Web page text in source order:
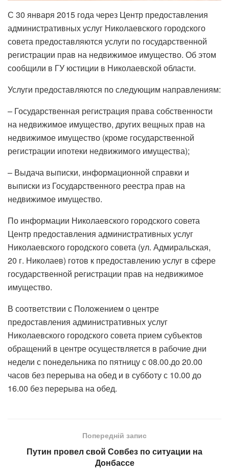
С 30 января 2015 года через Центр предоставления
административных услуг Николаевского городского
совета предоставляются услуги по государственной
регистрации прав на недвижимое имущество. Об этом
сообщили в ГУ юстиции в Николаевской области.
Услуги предоставляются по следующим направлениям:
– Государственная регистрация права собственности
на недвижимое имущество, других вещных прав на
недвижимое имущество (кроме государственной
регистрации ипотеки недвижимого имущества);
– Выдача выписки, информационной справки и
выписки из Государственного реестра прав на
недвижимое имущество.
По информации Николаевского городского совета
Центр предоставления административных услуг
Николаевского городского совета (ул. Адмиральская,
20 г. Николаев) готов к предоставлению услуг в сфере
государственной регистрации прав на недвижимое
имущество.
В соответствии с Положением о центре
предоставления административных услуг
Николаевского городского совета прием субъектов
обращений в центре осуществляется в рабочие дни
недели с понедельника по пятницу с 08.00.до 20.00
часов без перерыва на обед и в субботу с 10.00 до
16.00 без перерыва на обед.
Попередній запис
Путин провел свой Совбез по ситуации на
Донбассе